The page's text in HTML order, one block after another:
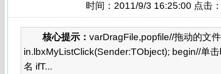
时间：2011/9/3 16:25:00 点击
核心提示： varDragFile,popfile//拖动的文
in.lbxMyListClick(Sender:TObject); begin//单
名 ifT...